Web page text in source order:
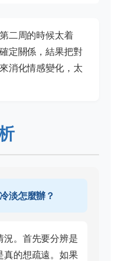
二周的時候太着
定關係，結果把對
消化情感變化，太
淡怎麼辦？
況。首先要分辨是
真的想疏遠。如果